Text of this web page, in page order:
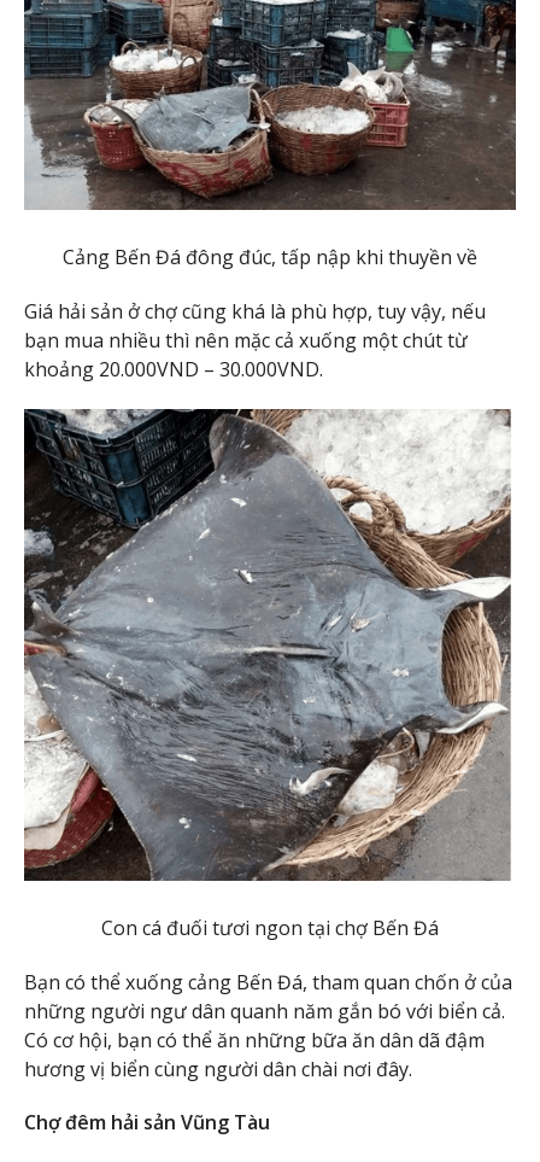
Cảng Bến Đá đông đúc, tấp nập khi thuyền về
Giá hải sản ở chợ cũng khá là phù hợp, tuy vậy, nếu
bạn mua nhiều thì nên mặc cả xuống một chút từ
khoảng 20.000VND – 30.000VND.
Con cá đuối tươi ngon tại chợ Bến Đá
Bạn có thể xuống cảng Bến Đá, tham quan chốn ở của
những người ngư dân quanh năm gắn bó với biển cả.
Có cơ hội, bạn có thể ăn những bữa ăn dân dã đậm
hương vị biển cùng người dân chài nơi đây.
Chợ đêm hải sản Vũng Tàu